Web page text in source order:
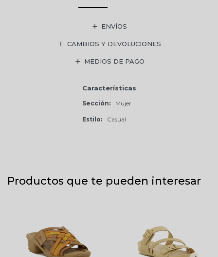
ENVÍOS
CAMBIOS Y DEVOLUCIONES
MEDIOS DE PAGO
Características
Sección Mujer
Estilo Casual
Productos que te pueden interesar